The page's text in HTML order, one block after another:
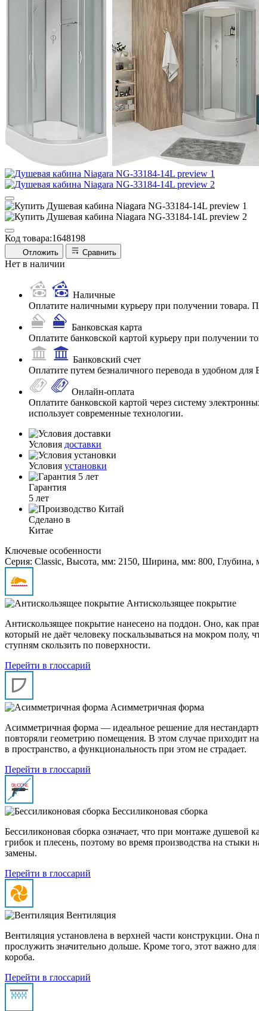
Код товара:1648198
Отложить Сравнить
Нет в наличии
Наличные
Оплатите наличными курьеру при получении товара.
Банковская карта
Оплатите банковской картой курьеру при получении
Банковский счет
Оплатите путем безналичного перевода в удобном
Онлайн-оплата
Оплатите банковской картой через систему
использует современные технологии.
Условия доставки
Условия установки
Гарантия
5 лет
Сделано в
Китае
Ключевые особенности
Серия: Classic, Высота, мм: 2150, Ширина, мм: 800, Глубина,
Антискользящее покрытие
Антискользящее покрытие нанесено на поддон. Оно, как
который не даёт человеку поскальзываться на мокром полу,
ступням скользить по поверхности.
Перейти в глоссарий
Асимметричная форма
Асимметричная форма — идеальное решение для
повторяли геометрию помещения. В этом случае приходит
в пространство, а функциональность при этом не страдает.
Перейти в глоссарий
Бессиликоновая сборка
Бессиликоновая сборка означает, что при монтаже
грибок и плесень, поэтому во время производства на стыки
замены.
Перейти в глоссарий
Вентиляция
Вентиляция установлена в верхней части конструкции.
прослужить значительно дольше. Кроме того, этот важно
короба.
Перейти в глоссарий